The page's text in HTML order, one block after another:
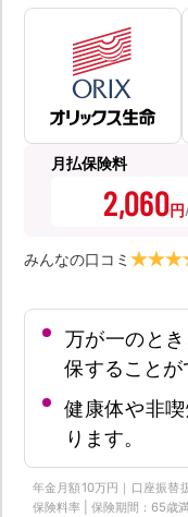
月払保険料
2,060円
みんなの口コミ
万が一のと
保することが
健康体や非
ります。
年金月額10万円｜口座振替
保険料率 | 保険期間：65歳